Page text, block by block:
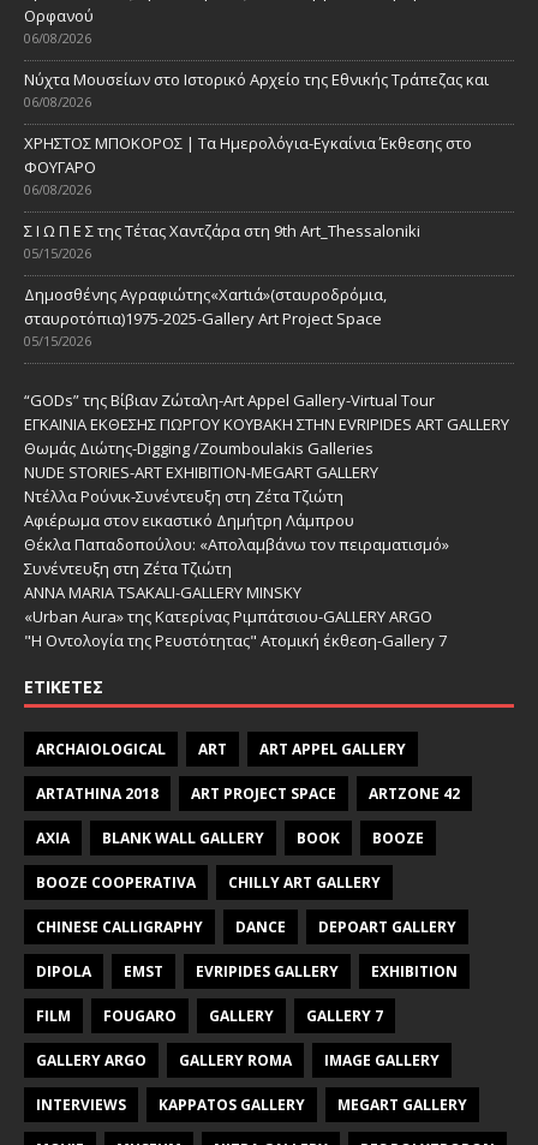
Ορφανού
06/08/2026
Νύχτα Μουσείων στο Ιστορικό Αρχείο της Εθνικής Τράπεζας και
06/08/2026
ΧΡΗΣΤΟΣ ΜΠΟΚΟΡΟΣ | Τα Ημερολόγια-Εγκαίνια Έκθεσης στο
ΦΟΥΓΑΡΟ
06/08/2026
Σ Ι Ω Π Ε Σ της Τέτας Χαντζάρα στη 9th Art_Thessaloniki
05/15/2026
Δημοσθένης Αγραφιώτης«Xαrtιά»(σταυροδρόμια,
σταυροτόπια)1975-2025-Gallery Art Project Space
05/15/2026
“GODs” της Βίβιαν Ζώταλη-Art Appel Gallery-Virtual Tour
ΕΓΚΑΙΝΙΑ ΕΚΘΕΣΗΣ ΓΙΩΡΓΟΥ ΚΟΥΒΑΚΗ ΣΤΗΝ EVRIPIDES ART GALLERY
Θωμάς Διώτης-Digging /Zoumboulakis Galleries
NUDE STORIES-ΑRT EXHIBITION-MEGART GALLERY
Ντέλλα Ρούνικ-Συνέντευξη στη Ζέτα Τζιώτη
Αφιέρωμα στον εικαστικό Δημήτρη Λάμπρου
Θέκλα Παπαδοπούλου: «Απολαμβάνω τον πειραματισμό»
Συνέντευξη στη Ζέτα Τζιώτη
ANNA MARIA TSAKALI-GALLERY MINSKY
«Urban Aura» της Κατερίνας Ριμπάτσιου-GALLERY ARGO
"Η Οντολογία της Ρευστότητας" Ατομική έκθεση-Gallery 7
ΕΤΙΚΈΤΕΣ
ARCHAIOLOGICAL ART ART APPEL GALLERY
ARTATHINA 2018 ART PROJECT SPACE ARTZONE 42
AXIA BLANK WALL GALLERY BOOK BOOZE
BOOZE COOPERATIVA CHILLY ART GALLERY
CHINESE CALLIGRAPHY DANCE DEPOART GALLERY
DIPOLA EMST EVRIPIDES GALLERY EXHIBITION
FILM FOUGARO GALLERY GALLERY 7
GALLERY ARGO GALLERY ROMA IMAGE GALLERY
INTERVIEWS KAPPATOS GALLERY MEGART GALLERY